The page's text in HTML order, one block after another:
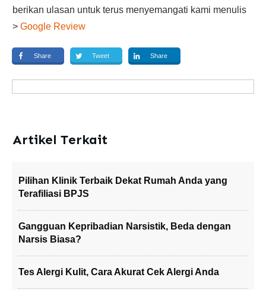
berikan ulasan untuk terus menyemangati kami menulis
> Google Review
Share Tweet Share
Artikel Terkait
Pilihan Klinik Terbaik Dekat Rumah Anda yang
Terafiliasi BPJS
Gangguan Kepribadian Narsistik, Beda dengan
Narsis Biasa?
Tes Alergi Kulit, Cara Akurat Cek Alergi Anda